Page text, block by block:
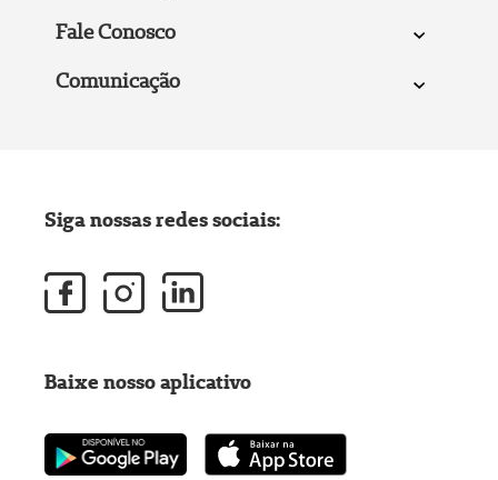
Fale Conosco
Comunicação
Siga nossas redes sociais:
Baixe nosso aplicativo